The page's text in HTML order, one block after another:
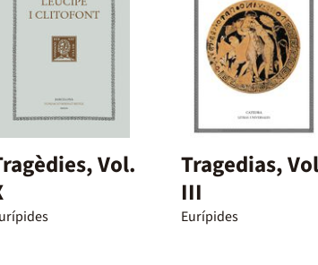
Vol.
Tragedias, Vol
III
Eurípides